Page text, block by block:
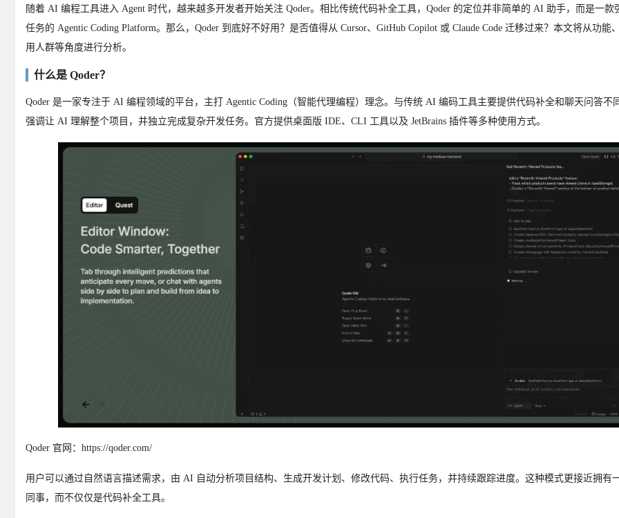
随着 AI 编程工具进入 Agent 时代，越来越多开发者开始关注 Qoder。相比传统代码补全工具，Qoder 的定位并非简单的 AI 助手，而是一款
任务的 Agentic Coding Platform。那么，Qoder 到底好不好用？是否值得从 Cursor、GitHub Copilot 或 Claude Code 迁移过来？本文将从功能
用人群等角度进行分析。
什么是 Qoder？
Qoder 是一家专注于 AI 编程领域的平台，主打 Agentic Coding（智能代理编程）理念。与传统 AI 编码工具主要提供代码补全和聊天问答不
强调让 AI 理解整个项目，并独立完成复杂开发任务。官方提供桌面版 IDE、CLI 工具以及 JetBrains 插件等多种使用方式。
Qoder 官网：https://qoder.com/
用户可以通过自然语言描述需求，由 AI 自动分析项目结构、生成开发计划、修改代码、执行任务，并持续跟踪进度。这种模式更接近拥有
同事，而不仅仅是代码补全工具。